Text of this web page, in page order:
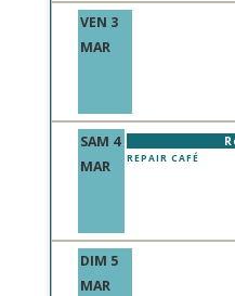
VEN 3
MAR
SAM 4
MAR
REPAIR CAFÉ
DIM 5
MAR